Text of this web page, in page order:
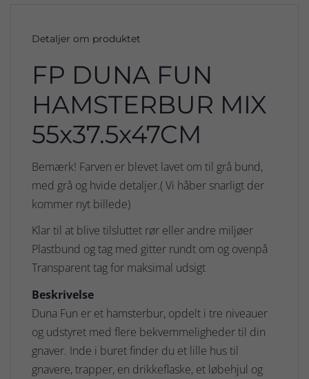
Detaljer om produktet
FP DUNA FUN
HAMSTERBUR MIX
55x37.5x47CM
Bemærk! Farven er blevet lavet om til grå bund,
med grå og hvide detaljer.( Vi håber snarligt der
kommer nyt billede)
Klar til at blive tilsluttet rør eller andre miljøer
Plastbund og tag med gitter rundt om og ovenpå
Transparent tag for maksimal udsigt
Beskrivelse
Duna Fun er et hamsterbur, opdelt i tre niveauer
og udstyret med flere bekvemmeligheder til din
gnaver. Inde i buret finder du et lille hus til
gnavere, trapper, en drikkeflaske, et løbehjul og